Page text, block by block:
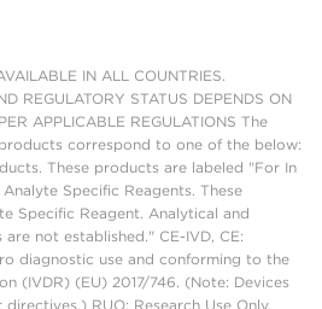
IN ALL COUNTRIES.
REGULATORY STATUS DEPENDS ON
APPLICABLE REGULATIONS The
correspond to one of the below:
These products are labeled "For In
Specific Reagents. These
Specific Reagent. Analytical and
not established." CE-IVD, CE:
diagnostic use and conforming to the
(IVDR) (EU) 2017/746. (Note: Devices
RUO: Research Use Only.